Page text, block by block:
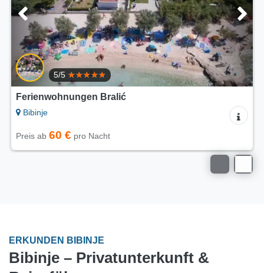
5/5
Ferienwohnungen Bralić
Bibinje
Preis ab60 €pro Nacht
ERKUNDEN BIBINJE
Bibinje – Privatunterkunft &